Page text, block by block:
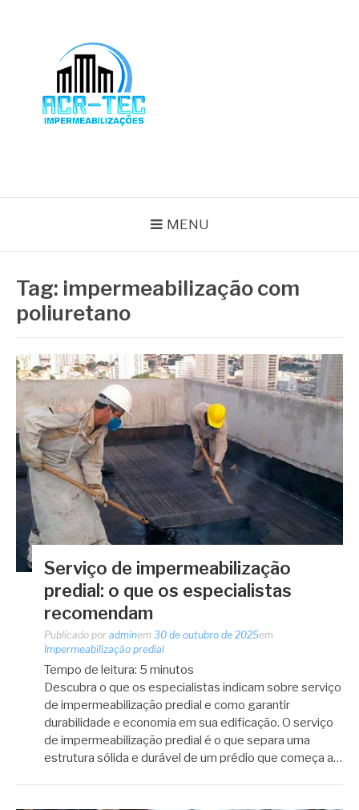
MENU
Tag: impermeabilização com
poliuretano
Serviço de impermeabilização
predial: o que os especialistas
recomendam
Publicado por adminem 30 de outubro de 2025em
Impermeabilização predial
Tempo de leitura: 5 minutos
Descubra o que os especialistas indicam sobre serviço
de impermeabilização predial e como garantir
durabilidade e economia em sua edificação. O serviço
de impermeabilização predial é o que separa uma
estrutura sólida e durável de um prédio que começa a…